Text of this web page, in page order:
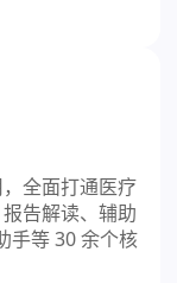
全面打通医疗
告解读、辅助
手等 30 余个核